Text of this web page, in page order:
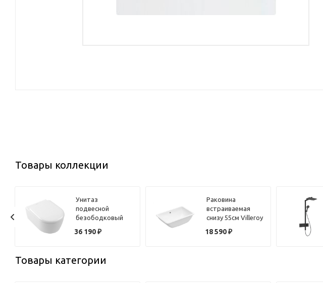
Товары коллекции
Унитаз
подвесной
безободковый
Skyla 5656CL01
36 190₽
Раковина
встраиваемая
снизу 55см Villeroy
51225301 белый
18 590₽
Товары категории